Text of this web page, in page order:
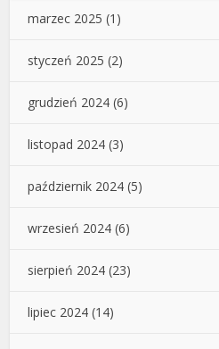
marzec 2025 (1)
styczeń 2025 (2)
grudzień 2024 (6)
listopad 2024 (3)
październik 2024 (5)
wrzesień 2024 (6)
sierpień 2024 (23)
lipiec 2024 (14)